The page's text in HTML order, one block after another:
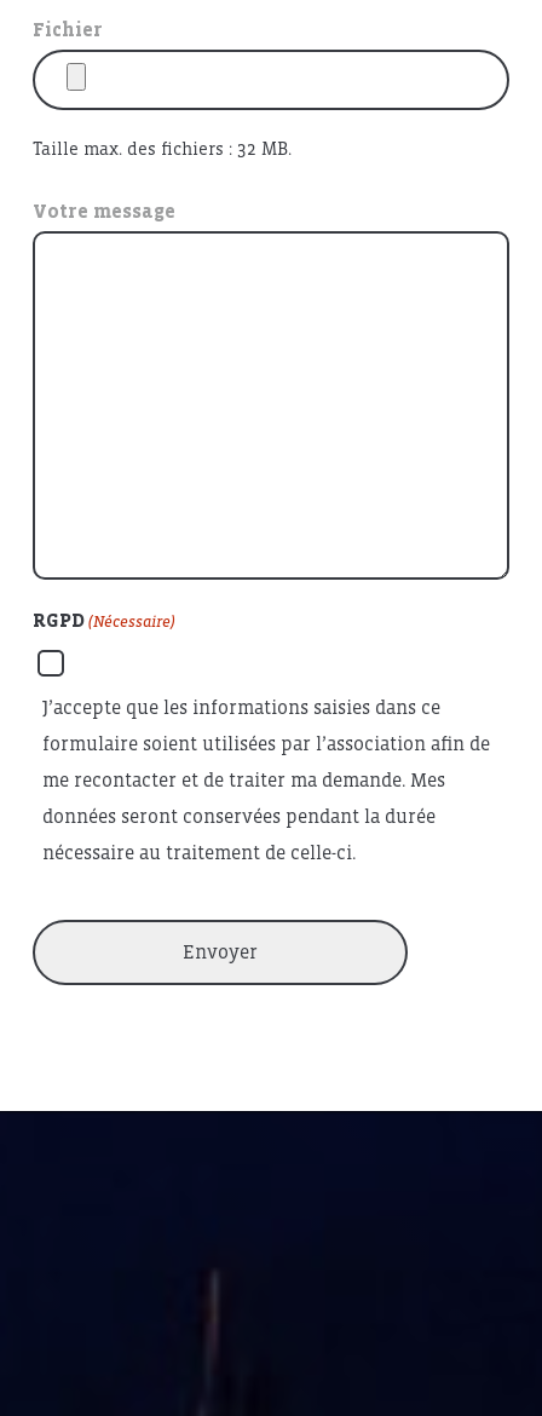
Fichier
Taille max. des fichiers : 32 MB.
Votre message
RGPD (Nécessaire)
J’accepte que les informations saisies dans ce
formulaire soient utilisées par l’association afin de
me recontacter et de traiter ma demande. Mes
données seront conservées pendant la durée
nécessaire au traitement de celle-ci.